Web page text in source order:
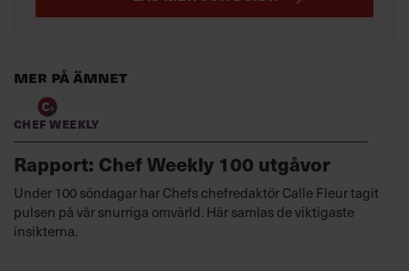
Mer på ämnet
Chef Weekly
Rapport: Chef Weekly 100 utgåvor
Under 100 söndagar har Chefs chefredaktör Calle Fleur tagit
pulsen på vår snurriga omvärld. Här samlas de viktigaste
insikterna.